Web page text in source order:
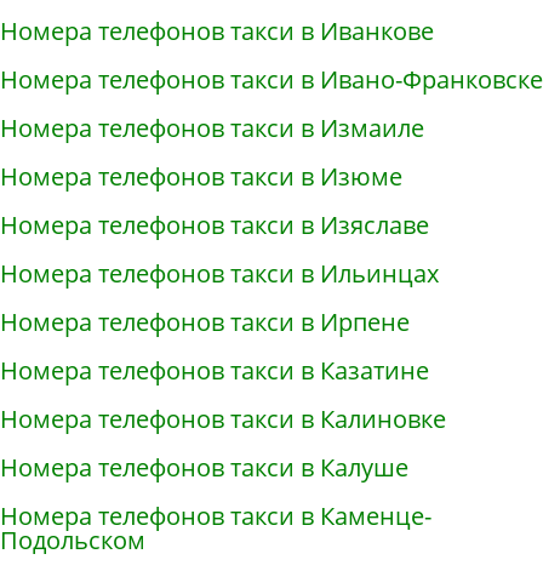
Номера телефонов такси в Иванкове
Номера телефонов такси в Ивано-Франковске
Номера телефонов такси в Измаиле
Номера телефонов такси в Изюме
Номера телефонов такси в Изяславе
Номера телефонов такси в Ильинцах
Номера телефонов такси в Ирпене
Номера телефонов такси в Казатине
Номера телефонов такси в Калиновке
Номера телефонов такси в Калуше
Номера телефонов такси в Каменце-
Подольском